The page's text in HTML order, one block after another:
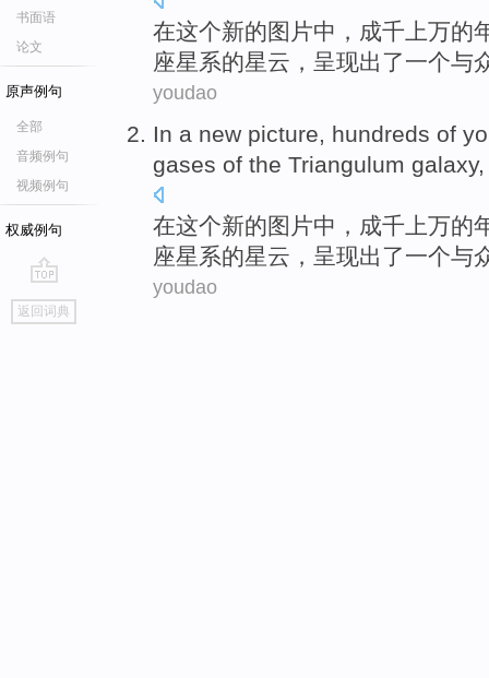
书面语
论文
原声例句
全部
音频例句
视频例句
权威例句
go
top
返回词典
在这个新的图片中 ， 成千 上万的
座星系的星云，呈现出了一个与
youdao
In a new picture, hundreds of
gases of the Triangulum galaxy
在这个新的图片中 ， 成千 上万的
座星系的星云，呈现出了一个与
youdao